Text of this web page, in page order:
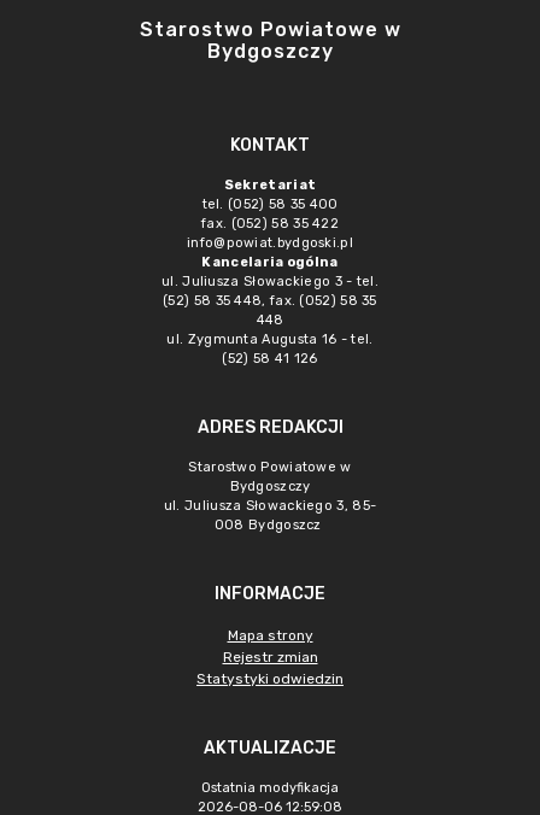
Starostwo Powiatowe w
Bydgoszczy
KONTAKT
Sekretariat
tel. (052) 58 35 400
fax. (052) 58 35 422
info@powiat.bydgoski.pl
Kancelaria ogólna
ul. Juliusza Słowackiego 3 - tel.
(52) 58 35 448, fax. (052) 58 35
448
ul. Zygmunta Augusta 16 - tel.
(52) 58 41 126
ADRES REDAKCJI
Starostwo Powiatowe w
Bydgoszczy
ul. Juliusza Słowackiego 3, 85-
008 Bydgoszcz
INFORMACJE
Mapa strony
Rejestr zmian
Statystyki odwiedzin
AKTUALIZACJE
Ostatnia modyfikacja
2026-08-06 12:59:08